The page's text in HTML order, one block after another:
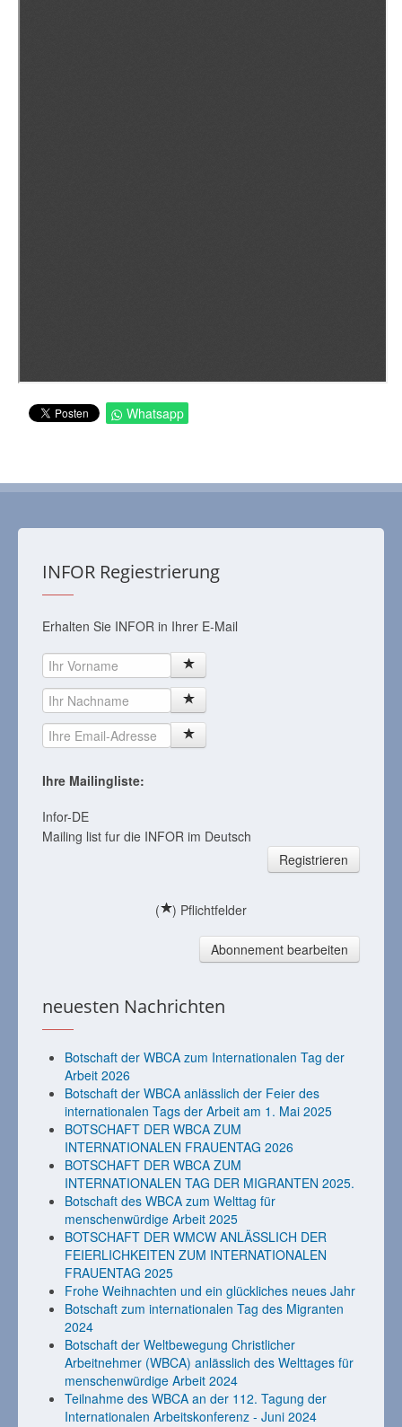
Whatsapp
INFOR Regiestrierung
Erhalten Sie INFOR in Ihrer E-Mail
Ihre Mailingliste:
Infor-DE
Mailing list fur die INFOR im Deutsch
Registrieren
( ) Pflichtfelder
Abonnement bearbeiten
neuesten Nachrichten
Botschaft der WBCA zum Internationalen Tag der
Arbeit 2026
Botschaft der WBCA anlässlich der Feier des
internationalen Tags der Arbeit am 1. Mai 2025
BOTSCHAFT DER WBCA ZUM
INTERNATIONALEN FRAUENTAG 2026
BOTSCHAFT DER WBCA ZUM
INTERNATIONALEN TAG DER MIGRANTEN 2025.
Botschaft des WBCA zum Welttag für
menschenwürdige Arbeit 2025
BOTSCHAFT DER WMCW ANLÄSSLICH DER
FEIERLICHKEITEN ZUM INTERNATIONALEN
FRAUENTAG 2025
Frohe Weihnachten und ein glückliches neues Jahr
Botschaft zum internationalen Tag des Migranten
2024
Botschaft der Weltbewegung Christlicher
Arbeitnehmer (WBCA) anlässlich des Welttages für
menschenwürdige Arbeit 2024
Teilnahme des WBCA an der 112. Tagung der
Internationalen Arbeitskonferenz - Juni 2024